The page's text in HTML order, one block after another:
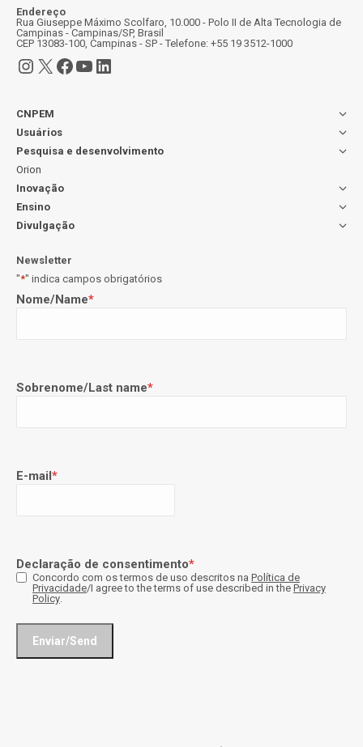
Endereço
Rua Giuseppe Máximo Scolfaro, 10.000 - Polo II de Alta Tecnologia de
Campinas - Campinas/SP, Brasil
CEP 13083-100, Campinas - SP - Telefone: +55 19 3512-1000
Instagram
X Facebook
Youtube
LinkedIn
CNPEM
Usuários
Pesquisa e desenvolvimento
Orion
Inovação
Ensino
Divulgação
Newsletter
"*" indica campos obrigatórios
Nome/Name*
Sobrenome/Last name*
E-mail*
Declaração de consentimento*
Concordo com os termos de uso descritos na Política de
Privacidade/I agree to the terms of use described in the Privacy
Policy.